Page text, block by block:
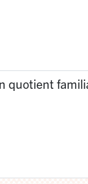
quotient